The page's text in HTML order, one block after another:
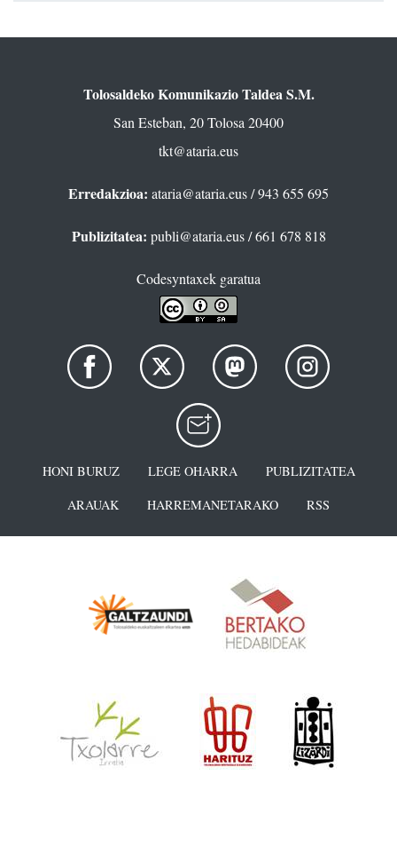
Tolosaldeko Komunikazio Taldea S.M.
San Esteban, 20 Tolosa 20400
tkt@ataria.eus
Erredakzioa: ataria@ataria.eus/ 943 655 695
Publizitatea: publi@ataria.eus/ 661 678 818
Codesyntaxek garatua
HONI BURUZ LEGE OHARRA
PUBLIZITATEA
ARAUAK
HARREMANETARAKO RSS